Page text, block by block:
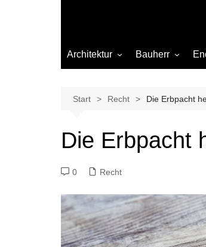
Architektur Bauherr
Beleuchtung
Materialien
Sanierung
Hygiene
Start Recht Die Erbpacht
Die Erbpacht
0 Recht